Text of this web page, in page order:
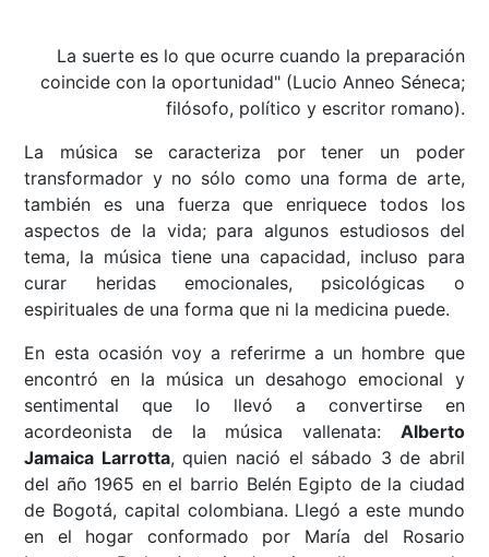
La suerte es lo que ocurre cuando la preparación
coincide con la oportunidad" (Lucio Anneo Séneca;
filósofo, político y escritor romano).
La música se caracteriza por tener un poder
transformador y no sólo como una forma de arte,
también es una fuerza que enriquece todos los
aspectos de la vida; para algunos estudiosos del
tema, la música tiene una capacidad, incluso para
curar heridas emocionales, psicológicas o
espirituales de una forma que ni la medicina puede.
En esta ocasión voy a referirme a un hombre que
encontró en la música un desahogo emocional y
sentimental que lo llevó a convertirse en
acordeonista de la música vallenata: Alberto
Jamaica Larrotta, quien nació el sábado 3 de abril
del año 1965 en el barrio Belén Egipto de la ciudad
de Bogotá, capital colombiana. Llegó a este mundo
en el hogar conformado por María del Rosario